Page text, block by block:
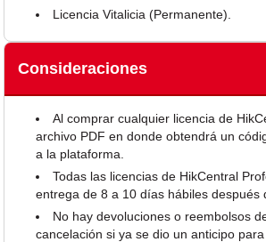
Licencia Vitalicia (Permanente).
Consideraciones
Al comprar cualquier licencia de
archivo PDF en donde obtendrá un
a la plataforma.
Todas las licencias de HikCentral
entrega de 8 a 10 días hábiles después
No hay devoluciones o reembolsos
cancelación si ya se dio un anticipo